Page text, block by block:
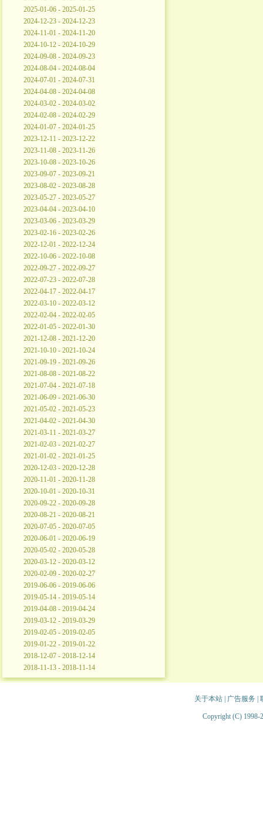
2025-01-06 - 2025-01-25
2024-12-23 - 2024-12-23
2024-11-01 - 2024-11-20
2024-10-12 - 2024-10-29
2024-09-08 - 2024-09-23
2024-08-04 - 2024-08-04
2024-07-01 - 2024-07-31
2024-04-08 - 2024-04-08
2024-03-02 - 2024-03-02
2024-02-08 - 2024-02-29
2024-01-07 - 2024-01-25
2023-12-11 - 2023-12-22
2023-11-08 - 2023-11-26
2023-10-08 - 2023-10-26
2023-09-07 - 2023-09-21
2023-08-02 - 2023-08-28
2023-05-27 - 2023-05-27
2023-04-04 - 2023-04-10
2023-03-06 - 2023-03-29
2023-02-16 - 2023-02-26
2022-12-01 - 2022-12-24
2022-10-06 - 2022-10-08
2022-09-27 - 2022-09-27
2022-07-23 - 2022-07-28
2022-04-17 - 2022-04-17
2022-03-10 - 2022-03-12
2022-02-04 - 2022-02-05
2022-01-05 - 2022-01-30
2021-12-08 - 2021-12-20
2021-10-10 - 2021-10-24
2021-09-19 - 2021-09-26
2021-08-08 - 2021-08-22
2021-07-04 - 2021-07-18
2021-06-09 - 2021-06-30
2021-05-02 - 2021-05-23
2021-04-02 - 2021-04-30
2021-03-11 - 2021-03-27
2021-02-03 - 2021-02-27
2021-01-02 - 2021-01-25
2020-12-03 - 2020-12-28
2020-11-01 - 2020-11-28
2020-10-01 - 2020-10-31
2020-09-22 - 2020-09-28
2020-08-21 - 2020-08-21
2020-07-05 - 2020-07-05
2020-06-01 - 2020-06-19
2020-05-02 - 2020-05-28
2020-03-12 - 2020-03-12
2020-02-09 - 2020-02-27
2019-06-06 - 2019-06-06
2019-05-14 - 2019-05-14
2019-04-08 - 2019-04-24
2019-03-12 - 2019-03-29
2019-02-05 - 2019-02-05
2019-01-22 - 2019-01-22
2018-12-07 - 2018-12-14
2018-11-13 - 2018-11-14
关于本站| 广告服务
Copyright (C) 1998-